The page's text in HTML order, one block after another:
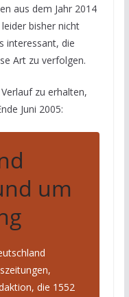
aus dem Jahr 2014
bisher nicht
interessant, die
Art zu verfolgen.
zu erhalten,
Juni 2005:
um
die 1552